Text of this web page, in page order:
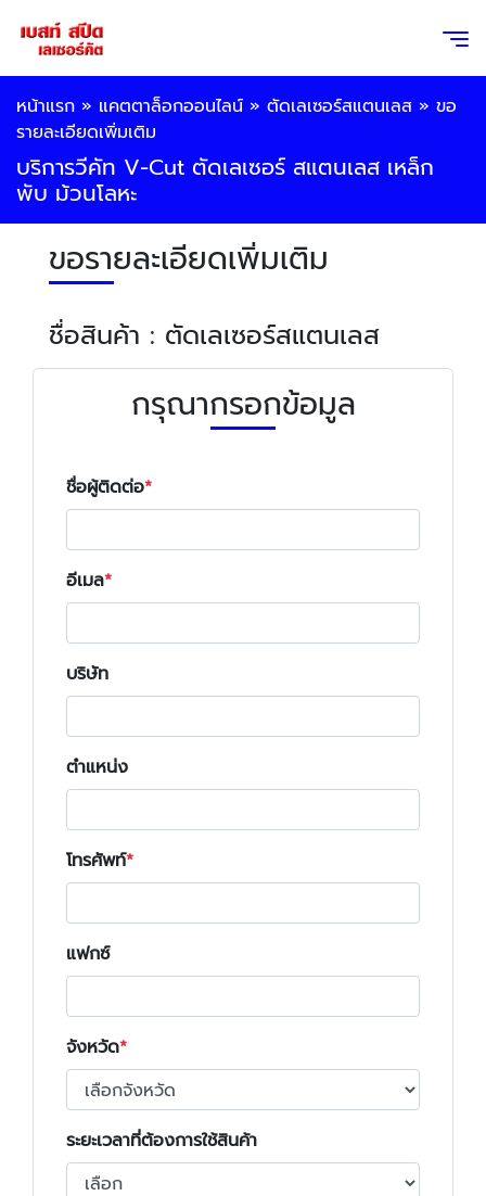
หน้าแรก » แคตตาล็อกออนไลน์ » ตัดเลเซอร์สแตนเลส » ขอ
รายละเอียดเพิ่มเติม
บริการวีคัท V-Cut ตัดเลเซอร์ สแตนเลส เหล็ก
พับ ม้วนโลหะ
ขอรายละเอียดเพิ่มเติม
ชื่อสินค้า : ตัดเลเซอร์สแตนเลส
กรุณากรอกข้อมูล
ชื่อผู้ติดต่อ
อีเมล
บริษัท
ตำแหน่ง
โทรศัพท์
แฟกซ์
จังหวัด
ระยะเวลาที่ต้องการใช้สินค้า